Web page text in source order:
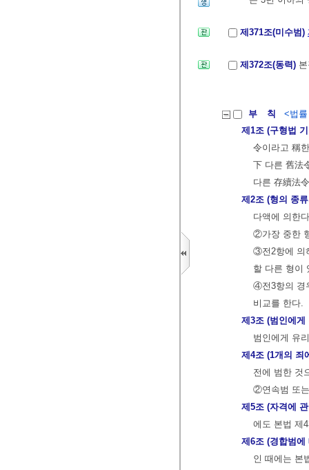
제371조(미수범)
제372조(동력)
부 칙
<법
제1조 (구형법
令이라고 稱
下 다른 舊法
다른 存續法
제2조 (형의 종
다액에 의한
②가장 중한
③전2항에 의
할 다른 형이
④전3항의 경
비교를 한다.
제3조 (범인에게
범인에게 유
제4조 (1개의 죄
전에 범한 것
②연속범 또
제5조 (자격에
에도 본법 제
제6조 (경합범에
인 때에는 본